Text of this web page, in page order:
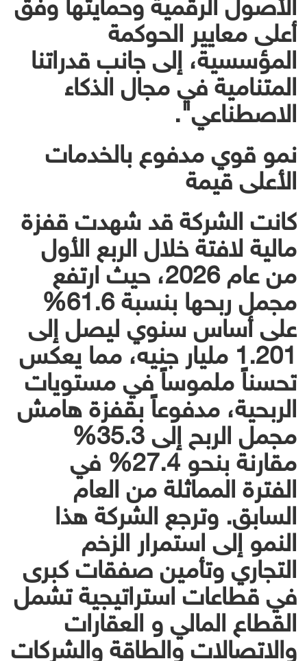
أعلى معايير الحوكمة
المؤسسية، إلى جانب قدراتنا
المتنامية في مجال الذكاء
الاصطناعي".
نمو قوي مدفوع بالخدمات
الأعلى قيمة
كانت الشركة قد شهدت قفزة
مالية لافتة خلال الربع الأول
من عام 2026، حيث ارتفع
مجمل ربحها بنسبة 61.6%
على أساس سنوي ليصل إلى
1.201 مليار جنيه، مما يعكس
تحسناً ملموساً في مستويات
الربحية، مدفوعاً بقفزة هامش
مجمل الربح إلى 35.3%
مقارنة بنحو 27.4% في
الفترة المماثلة من العام
السابق. وترجع الشركة هذا
النمو إلى استمرار الزخم
التجاري وتأمين صفقات كبرى
في قطاعات استراتيجية تشمل
القطاع المالي و العقارات
والاتصالات والطاقة والشركات